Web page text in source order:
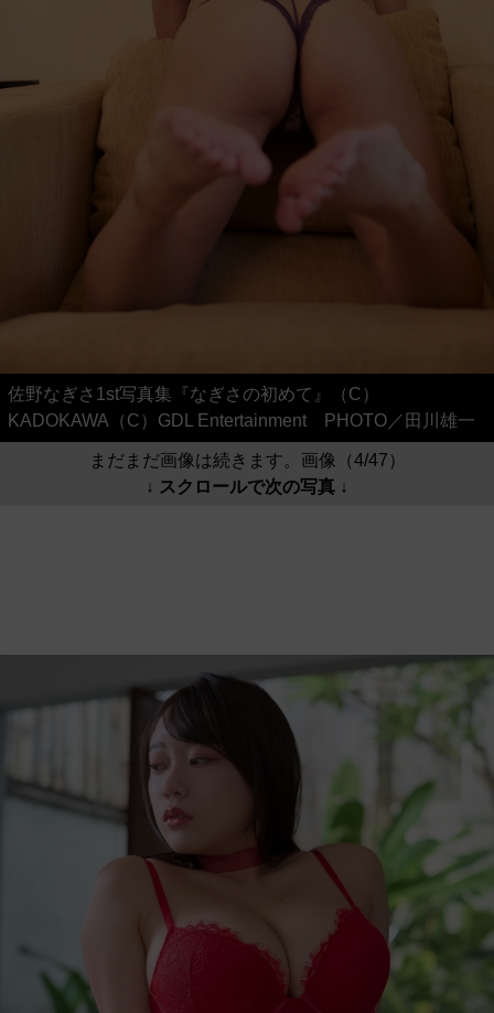
佐野なぎさ1st写真集『なぎさの初めて』（C）
KADOKAWA（C）GDL Entertainment PHOTO／田川雄一
まだまだ画像は続きます。画像（4/47）
↓ スクロールで次の写真 ↓